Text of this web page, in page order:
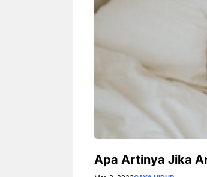
Apa Artinya Jika